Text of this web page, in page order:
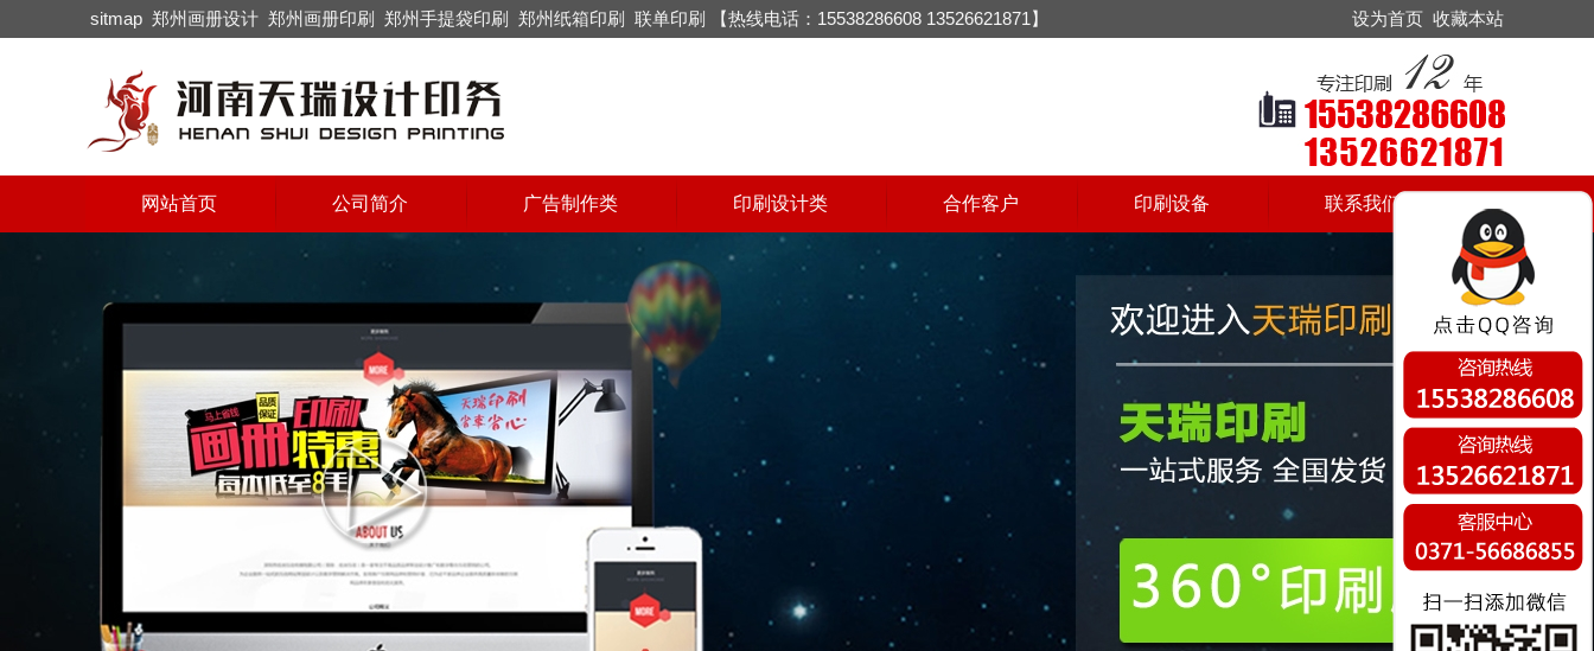
sitmap 郑州画册设计 郑州画册印刷 郑州手提袋印刷 郑州纸箱印刷 联单印刷 【热线电话：15538286608 13526621871】 设为首页 收藏本站
网站首页 公司简介 广告制作类 印刷设计类 合作客户 印刷设备 联系我们